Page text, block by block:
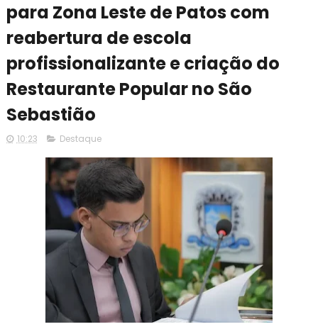
para Zona Leste de Patos com
reabertura de escola
profissionalizante e criação do
Restaurante Popular no São
Sebastião
10:23 Destaque